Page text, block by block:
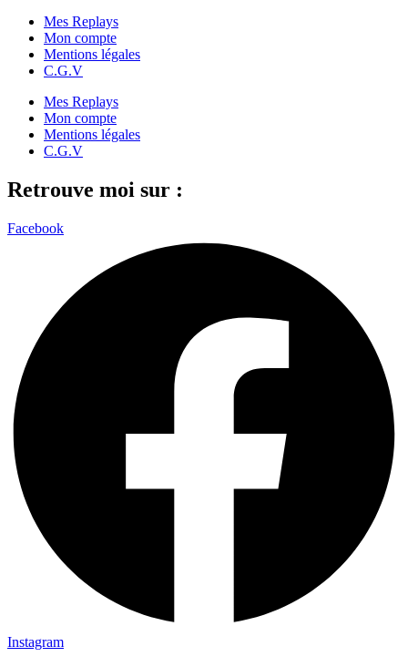
Mes Replays
Mon compte
Mentions légales
C.G.V
Mes Replays
Mon compte
Mentions légales
C.G.V
Retrouve moi sur :
Facebook
Instagram